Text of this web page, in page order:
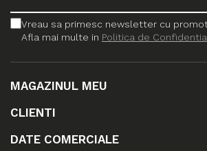
Vreau sa primesc newsletter cu
Afla mai multe in Politica de
MAGAZINUL MEU
CLIENTI
DATE COMERCIALE